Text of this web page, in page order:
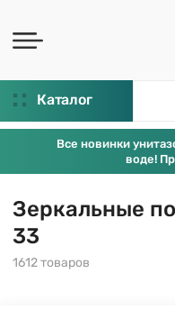
Каталог
Все новинки
воде!
Зеркальные
33
1612 товаров